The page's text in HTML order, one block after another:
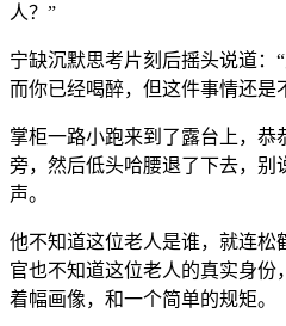
人？”
宁缺沉默思考片刻后摇头说道：
而你已经喝醉，但这件事情还是
掌柜一路小跑来到了露台上，恭
旁，然后低头哈腰退了下去，别
声。
他不知道这位老人是谁，就连松
官也不知道这位老人的真实身
着幅画像，和一个简单的规矩。